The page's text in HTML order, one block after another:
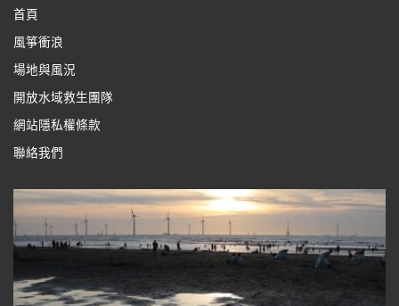
首頁
風箏衝浪
場地與風況
開放水域救生團隊
網站隱私權條款
聯絡我們